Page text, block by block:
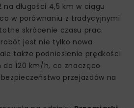
długości 4,5 km w ciągu
w porównaniu z tradycyjnymi
skrócenie czasu prac.
jest nie tylko nowa
także podniesienie prędkości
do 120 km/h, co znacząco
przejazdów na